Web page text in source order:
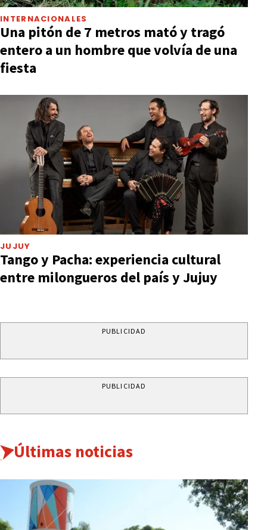
INTERNACIONALES
Una pitón de 7 metros mató y tragó
entero a un hombre que volvía de una
fiesta
JUJUY
Tango y Pacha: experiencia cultural
entre milongueros del país y Jujuy
PUBLICIDAD
PUBLICIDAD
Últimas noticias